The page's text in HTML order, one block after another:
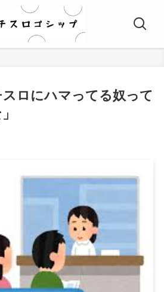
スロにハマってる奴って